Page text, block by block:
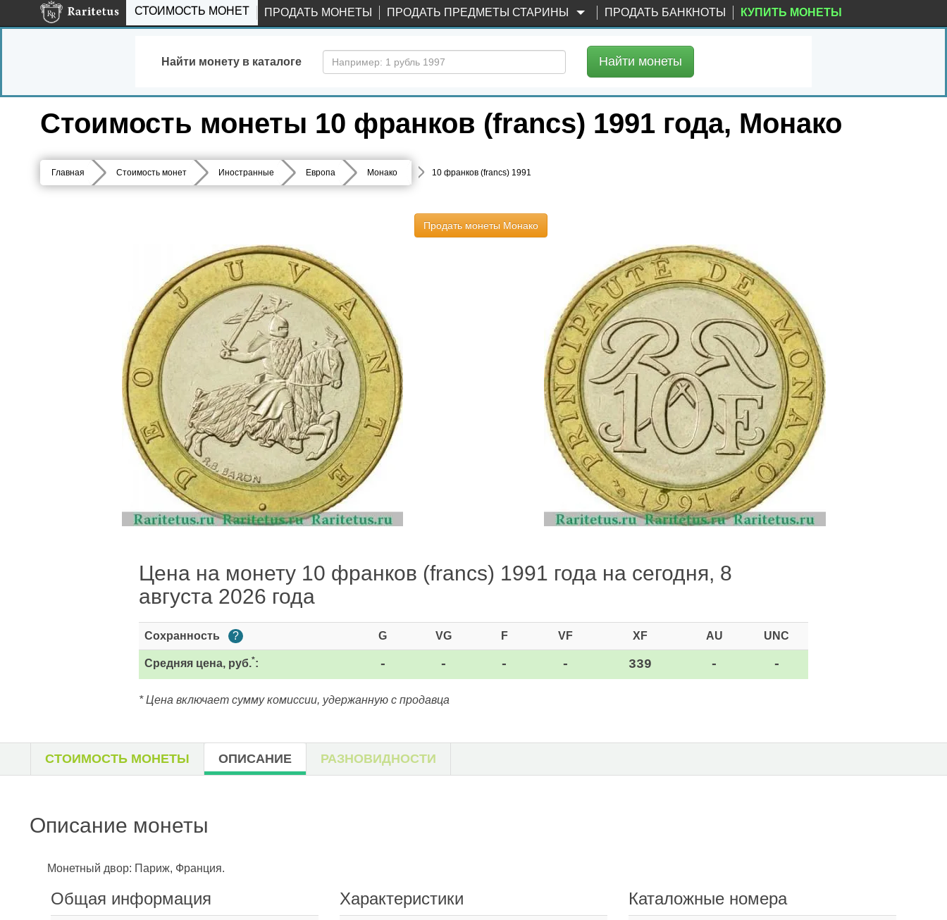
СТОИМОСТЬ МОНЕТ ПРОДАТЬ МОНЕТЫ ПРОДАТЬ ПРЕДМЕТЫ СТАРИНЫ ПРОДАТЬ БАНКНОТЫ КУПИТЬ МОНЕТЫ
Найти монету в каталоге Найти монеты
Стоимость монеты 10 франков (francs) 1991 года, Монако
Главная Стоимость монет Иностранные Европа Монако 10 франков (francs) 1991
Продать монеты Монако
Цена на монету 10 франков (francs) 1991 года на сегодня, 8
августа 2026 года
Сохранность ? G VG F VF XF AU UNC
Средняя цена, руб.*: - - - - 339 - -
* Цена включает сумму комиссии, удержанную с продавца
СТОИМОСТЬ МОНЕТЫ ОПИСАНИЕ РАЗНОВИДНОСТИ
Описание монеты
Монетный двор: Париж, Франция.
Общая информация Характеристики Каталожные номера